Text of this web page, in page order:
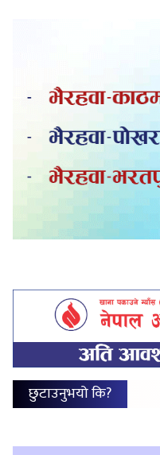
छुटाउनुभयो कि?